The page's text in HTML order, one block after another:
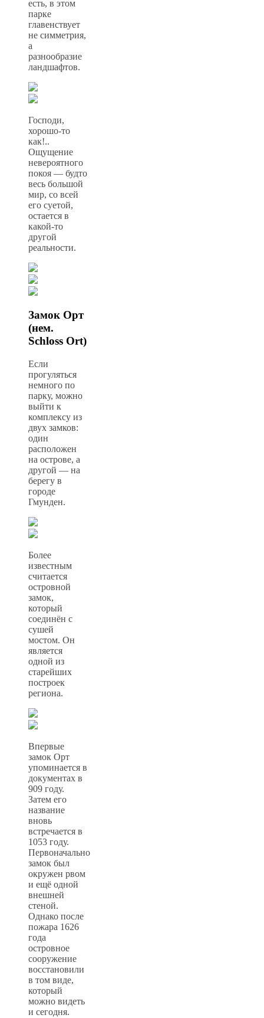
есть, в этом
парке
главенствует
не симметрия,
а
разнообразие
ландшафтов.
Господи,
хорошо-то
как!..
Ощущение
невероятного
покоя — будто
весь большой
мир, со всей
его суетой,
остается в
какой-то
другой
реальности.
Замок Орт
(нем.
Schloss Ort)
Если
прогуляться
немного по
парку, можно
выйти к
комплексу из
двух замков:
один
расположен
на острове, а
другой — на
берегу в
городе
Гмунден.
Более
известным
считается
островной
замок,
который
соединён с
сушей
мостом. Он
является
одной из
старейших
построек
региона.
Впервые
замок Орт
упоминается в
документах в
909 году.
Затем его
название
вновь
встречается в
1053 году.
Первоначально
замок был
окружен рвом
и ещё одной
внешней
стеной.
Однако после
пожара 1626
года
островное
сооружение
восстановили
в том виде,
который
можно видеть
и сегодня.